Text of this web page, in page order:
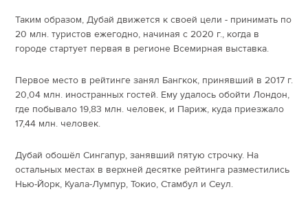
Таким образом, Дубай движется к своей цели - принимать по
20 млн. туристов ежегодно, начиная с 2020 г., когда в
городе стартует первая в регионе Всемирная выставка.
Первое место в рейтинге занял Бангкок, принявший в 2017 г.
20,04 млн. иностранных гостей. Ему удалось обойти Лондон,
где побывало 19,83 млн. человек, и Париж, куда приезжало
17,44 млн. человек.
Дубай обошёл Сингапур, занявший пятую строчку. На
остальных местах в верхней десятке рейтинга разместились
Нью-Йорк, Куала-Лумпур, Токио, Стамбул и Сеул.